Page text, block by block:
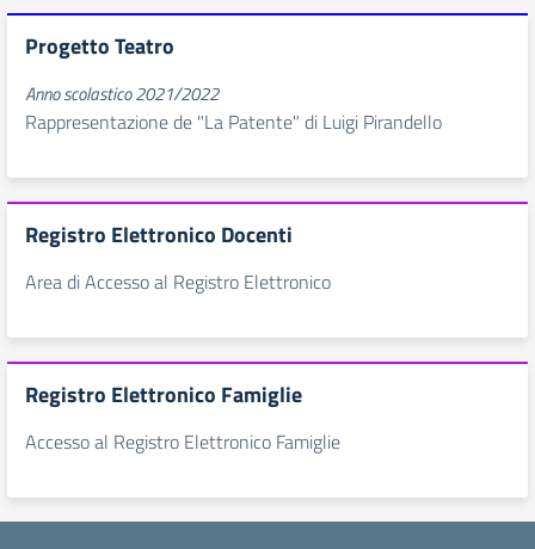
Progetto Teatro
Anno scolastico 2021/2022
Rappresentazione de "La Patente" di Luigi Pirandello
Registro Elettronico Docenti
Area di Accesso al Registro Elettronico
Registro Elettronico Famiglie
Accesso al Registro Elettronico Famiglie